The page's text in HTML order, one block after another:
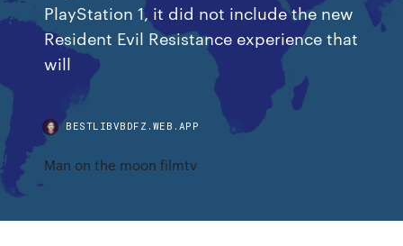
PlayStation 1, it did not include the new
Resident Evil Resistance experience that
will
BESTLIBVBDFZ.WEB.APP
Man on the moon filmtv